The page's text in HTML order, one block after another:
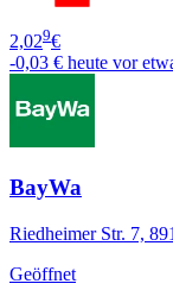
2,029€
-0,03 € heute vor
BayWa
Riedheimer Str. 7,
Geöffnet